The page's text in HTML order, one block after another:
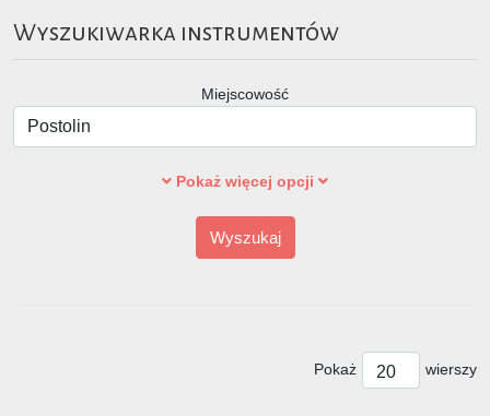
Wyszukiwarka instrumentów
Miejscowość
Pokaż więcej opcji
Wyszukaj
Pokaż wierszy